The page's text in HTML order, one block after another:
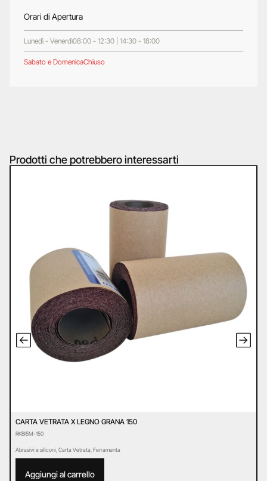
Orari di Apertura
Lunedì - Venerdì08:00 - 12:30 | 14:30 - 18:00
Sabato e DomenicaChiuso
Prodotti che potrebbero interessarti
CARTA VETRATA X LEGNO GRANA 150
RKBI5M-150
Abrasivi e siliconi Carta Vetrata Ferramenta
Aggiungi al carrello